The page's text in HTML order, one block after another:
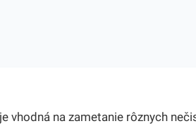
na zametanie rôznych